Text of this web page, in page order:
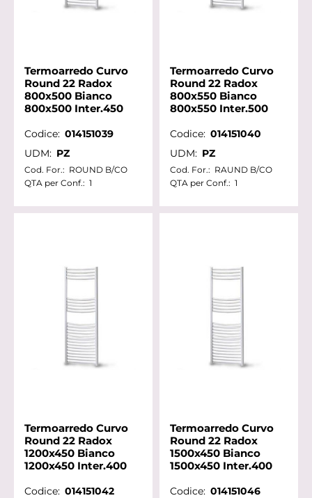
Termoarredo Curvo
Round 22 Radox
800x500 Bianco
800x500 Inter.450
Codice: 014151039
UDM: PZ
Cod. For.: ROUND B/CO
QTA per Conf.: 1
Termoarredo Curvo
Round 22 Radox
800x550 Bianco
800x550 Inter.500
Codice: 014151040
UDM: PZ
Cod. For.: RAUND B/CO
QTA per Conf.: 1
Termoarredo Curvo
Round 22 Radox
1200x450 Bianco
1200x450 Inter.400
Codice: 014151042
Termoarredo Curvo
Round 22 Radox
1500x450 Bianco
1500x450 Inter.400
Codice: 014151046